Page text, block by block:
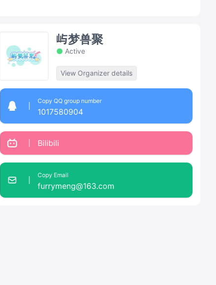
屿梦兽聚
Active
View Organizer details
Copy QQ group number
1017580904
Bilibili
Copy Email
furrymeng@163.com